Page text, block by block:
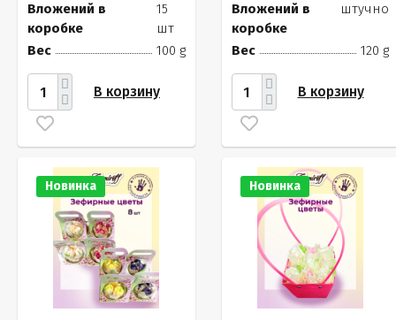
Вложений в
коробке
15
шт
Вес
100 g
В корзину
Вложений в
коробке
штучно
Вес 120 g
В корзину
Новинка Новинка